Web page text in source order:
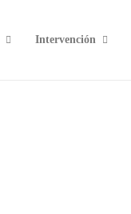
Intervención